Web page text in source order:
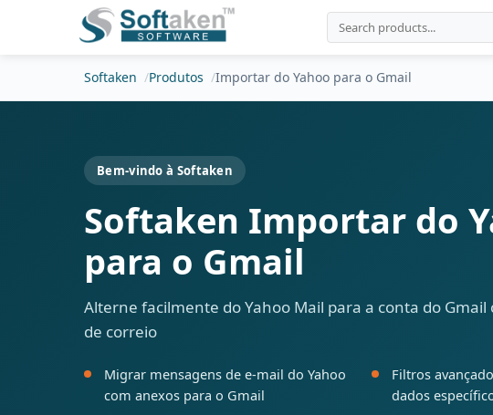
Softaken Produtos Importar do Yahoo para o Gmail
Bem-vindo à Softaken
Softaken Importar do
para o Gmail
Alterne facilmente do Yahoo Mail para a conta do Gmail
de correio
Migrar mensagens de e-mail do Yahoo
com anexos para o Gmail
Filtros
dados